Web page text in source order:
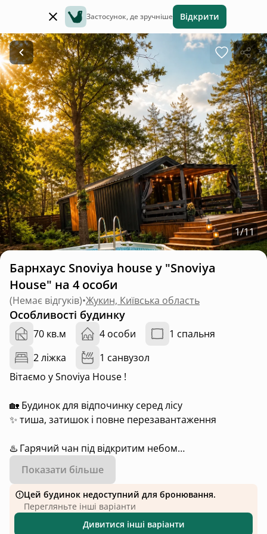
Застосунок, де зручніше Відкрити
1/11
Барнхаус Snoviya house у "Snoviya
House" на 4 особи
(Немає відгуків)•Жукин, Київська область
Особливості будинку
70 кв.м 4 особи
1 спальня
2 ліжка
1 санвузол
Вітаємо у Snoviya House !
🏡 Будинок для відпочинку серед лісу
✨ тиша, затишок і повне перезавантаження
♨️ Гарячий чан під відкритим небом
🔥 кострова зона
🥩 BBQ-зона
🌿 закрита територія — лише ви й природа
☕️ кавомашина • тостер • чайник • холодильник •
Показати більше
Цей будинок недоступний для бронювання.
Перегляньте інші варіанти
Дивитися інші варіанти